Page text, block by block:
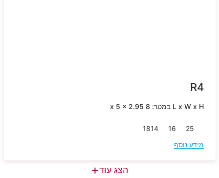
R4
L x W x H במטר: 8 x 5 x 2.95
25
16
14
18
מידע נוסף
הצג עוד+